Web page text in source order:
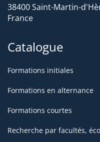
38400 Saint-Martin-
France
Catalogue
Formations initiales
Formations en alternance
Formations courtes
Recherche par facultés,